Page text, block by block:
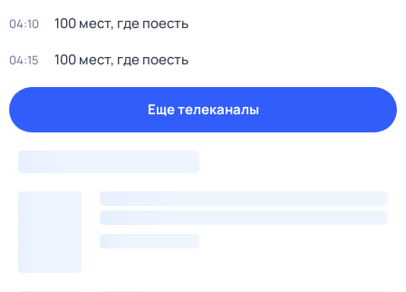
04:10 100 мест, где поесть
04:15 100 мест, где поесть
Еще телеканалы